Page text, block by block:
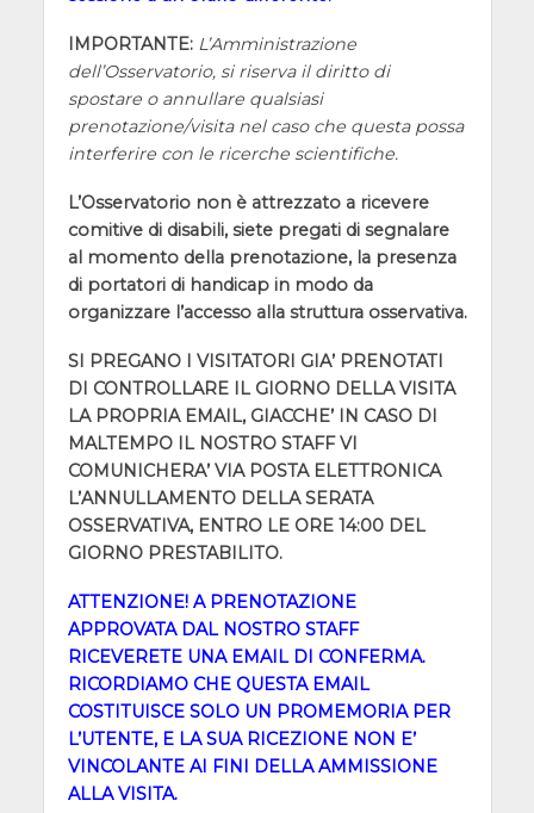
IMPORTANTE: L’Amministrazione
dell’Osservatorio, si riserva il diritto di
spostare o annullare qualsiasi
prenotazione/visita nel caso che questa possa
interferire con le ricerche scientifiche.
L’Osservatorio non è attrezzato a ricevere
comitive di disabili, siete pregati di segnalare
al momento della prenotazione, la presenza
di portatori di handicap in modo da
organizzare l’accesso alla struttura osservativa.
SI PREGANO I VISITATORI GIA’ PRENOTATI
DI CONTROLLARE IL GIORNO DELLA VISITA
LA PROPRIA EMAIL, GIACCHE’ IN CASO DI
MALTEMPO IL NOSTRO STAFF VI
COMUNICHERA’ VIA POSTA ELETTRONICA
L’ANNULLAMENTO DELLA SERATA
OSSERVATIVA, ENTRO LE ORE 14:00 DEL
GIORNO PRESTABILITO.
ATTENZIONE! A PRENOTAZIONE
APPROVATA DAL NOSTRO STAFF
RICEVERETE UNA EMAIL DI CONFERMA.
RICORDIAMO CHE QUESTA EMAIL
COSTITUISCE SOLO UN PROMEMORIA PER
L’UTENTE, E LA SUA RICEZIONE NON E’
VINCOLANTE AI FINI DELLA AMMISSIONE
ALLA VISITA.